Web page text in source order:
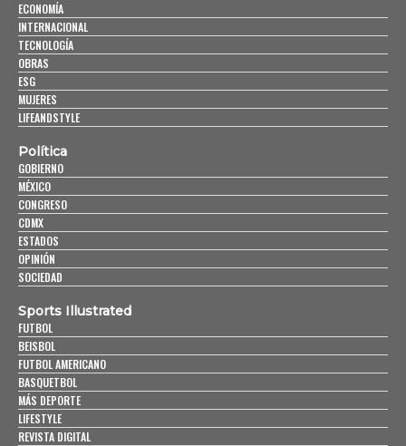
ECONOMÍA
INTERNACIONAL
TECNOLOGÍA
OBRAS
ESG
MUJERES
LIFEANDSTYLE
Política
GOBIERNO
MÉXICO
CONGRESO
CDMX
ESTADOS
OPINIÓN
SOCIEDAD
Sports Illustrated
FUTBOL
BEISBOL
FUTBOL AMERICANO
BASQUETBOL
MÁS DEPORTE
LIFESTYLE
REVISTA DIGITAL